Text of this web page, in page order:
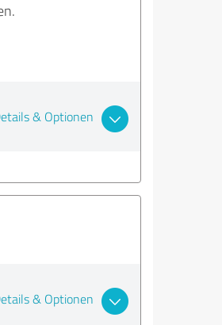
& Optionen
& Optionen